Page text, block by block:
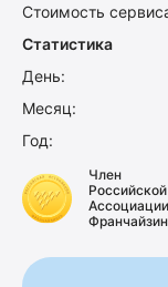
Стоимость
Статистика
День:
Месяц:
Год:
Член
Российской
Ассоциации